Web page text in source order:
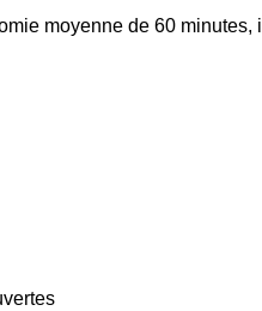
moyenne de 60 minutes,